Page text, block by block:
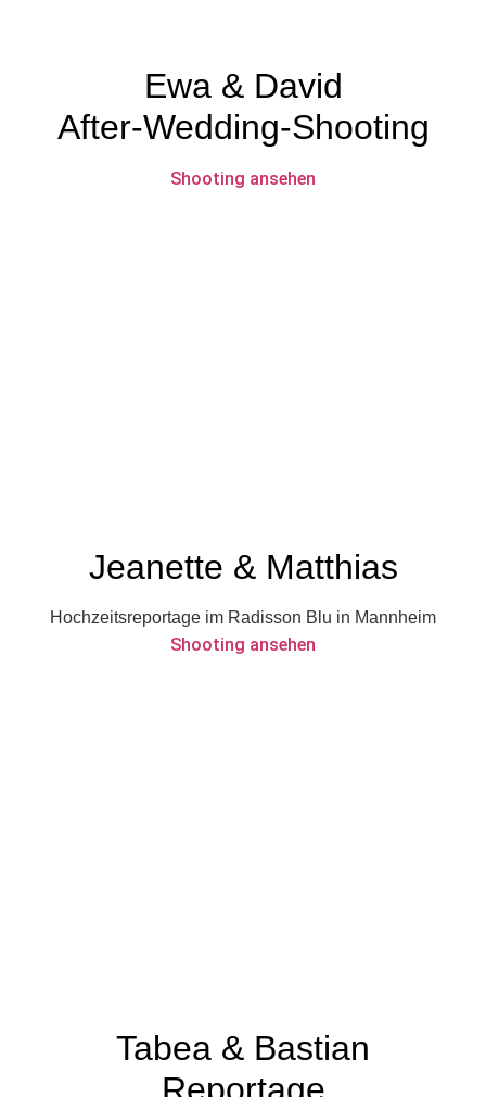
Ewa & David
After-Wedding-Shooting
Shooting ansehen
Jeanette & Matthias
Hochzeitsreportage im Radisson Blu in Mannheim
Shooting ansehen
Tabea & Bastian